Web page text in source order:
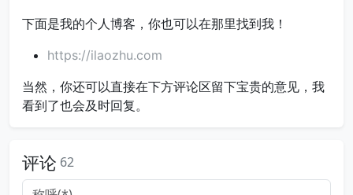
下面是我的个人博客，你也可以在那里找到我！
https://ilaozhu.com
当然，你还可以直接在下方评论区留下宝贵的意见，我
看到了也会及时回复。
评论 62